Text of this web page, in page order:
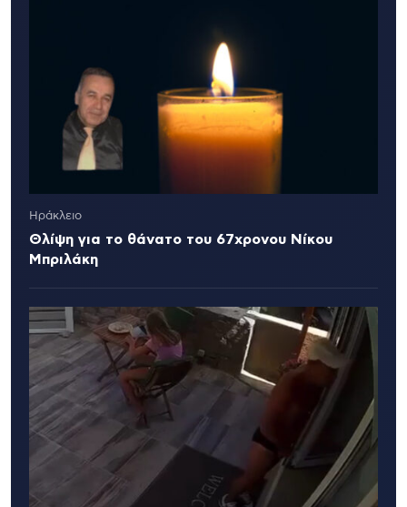
Ηράκλειο
Θλίψη για το θάνατο του 67χρονου Νίκου
Μπριλάκη